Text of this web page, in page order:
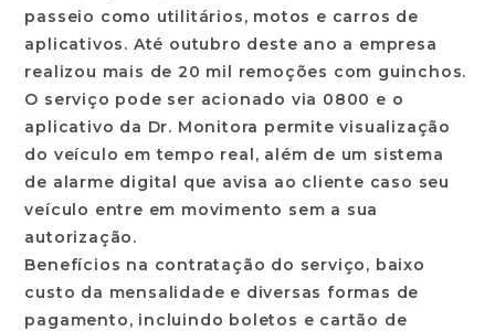
passeio como utilitários, motos e carros de
aplicativos. Até outubro deste ano a empresa
realizou mais de 20 mil remoções com guinchos.
O serviço pode ser acionado via 0800 e o
aplicativo da Dr. Monitora permite visualização
do veículo em tempo real, além de um sistema
de alarme digital que avisa ao cliente caso seu
veículo entre em movimento sem a sua
autorização.
Benefícios na contratação do serviço, baixo
custo da mensalidade e diversas formas de
pagamento, incluindo boletos e cartão de